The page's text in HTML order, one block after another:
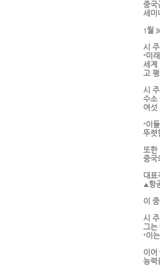
중국
세미
1월
시
"미
세계
고
시
수소
여섯
"이
뚜렷
또한
중국
대표
▲항
이 중
시
그는
"이
이어
능력